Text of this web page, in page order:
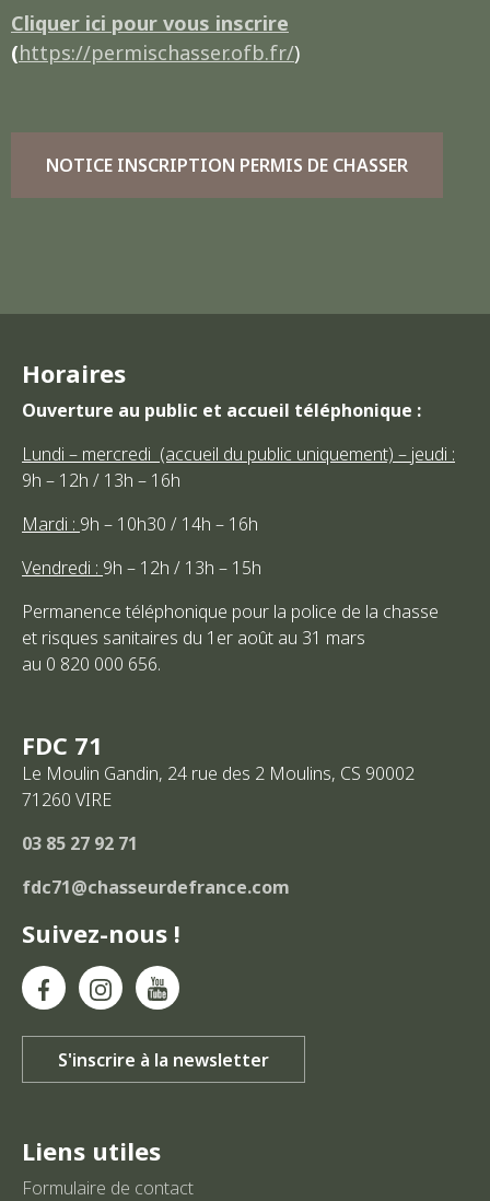
Cliquer ici pour vous inscrire
(https://permischasser.ofb.fr/)
NOTICE INSCRIPTION PERMIS DE CHASSER
FDC 71
Le Moulin Gandin, 24 rue des 2 Moulins, CS 90002
71260 VIRE
03 85 27 92 71
fdc71@chasseurdefrance.com
Suivez-nous !
Horaires
Ouverture au public et accueil téléphonique :
Lundi – mercredi (accueil du public uniquement) – jeudi :
9h – 12h / 13h – 16h
Mardi : 9h – 10h30 / 14h – 16h
Vendredi : 9h – 12h / 13h – 15h
Permanence téléphonique pour la police de la chasse
et risques sanitaires du 1er août au 31 mars
au 0 820 000 656.
Liens utiles
Formulaire de contact